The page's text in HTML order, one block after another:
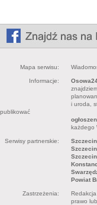
Mapa serwisu:
Informacje:
i uroda,
publikować
każdego
Serwisy partnerskie:
Powiat
Zastrzeżenia: Redakcja
prawo